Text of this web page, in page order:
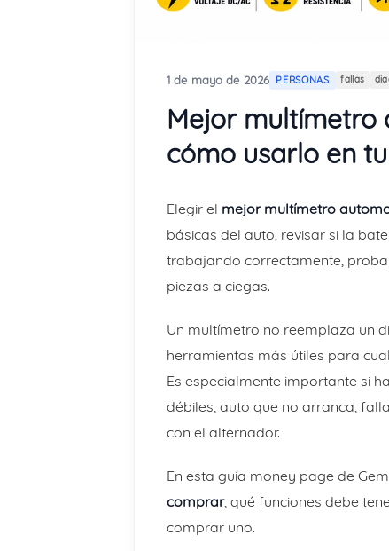
1 de mayo de 2026 PERSONAS fallas
Mejor multímetro
cómo usarlo en
Elegir el mejor multímetro
básicas del auto, revisar si la
trabajando correctamente,
piezas a ciegas.
Un multímetro no reemplaza un
herramientas más útiles para
Es especialmente importante si
débiles, auto que no arranca,
con el alternador.
En esta guía money page de
comprar, qué funciones debe
comprar uno.